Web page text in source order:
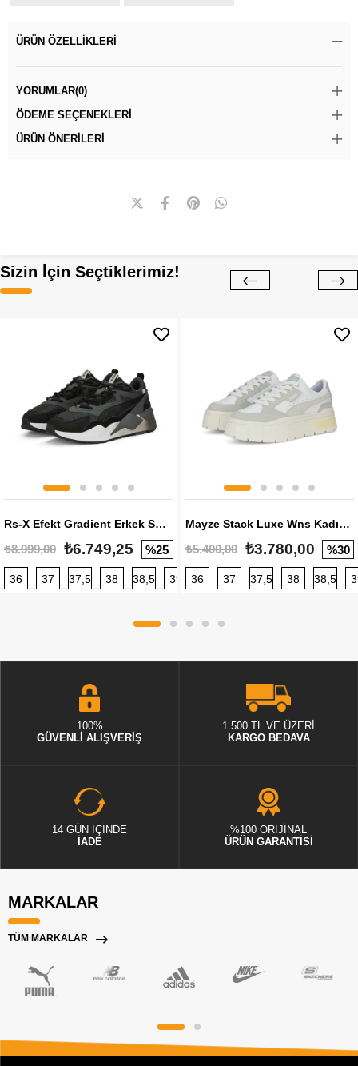
ÜRÜN ÖZELLIKLERI
YORUMLAR(0)
ÖDEME SEÇENEKLERI
ÜRÜN ÖNERILERI
Sizin İçin Seçtiklerimiz!
Rs-X Efekt Gradient Erkek Sneaker
₺8.999,00 ₺6.749,25 %25
36 37 37,5 38 38,5 39 40 40,5 41 42 42,5
Mayze Stack Luxe Wns Kadın Sneaker
₺5.400,00 ₺3.780,00 %30
36 37 37,5 38 38,5
100%
GÜVENLİ ALIŞVERİŞ
1.500 TL VE ÜZERİ
KARGO BEDAVA
14 GÜN İÇİNDE
İADE
%100 ORİJİNAL
ÜRÜN GARANTİSİ
MARKALAR
TÜM MARKALAR